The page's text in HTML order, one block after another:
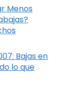
Menos
Bajas en
lo que